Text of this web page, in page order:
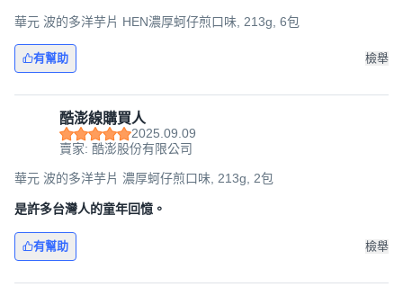
華元 波的多洋芋片 HEN濃厚蚵仔煎口味, 213g, 6包
有幫助 檢舉
酷澎線購買人
2025.09.09
賣家: 酷澎股份有限公司
華元 波的多洋芋片 濃厚蚵仔煎口味, 213g, 2包
是許多台灣人的童年回憶。
有幫助 檢舉